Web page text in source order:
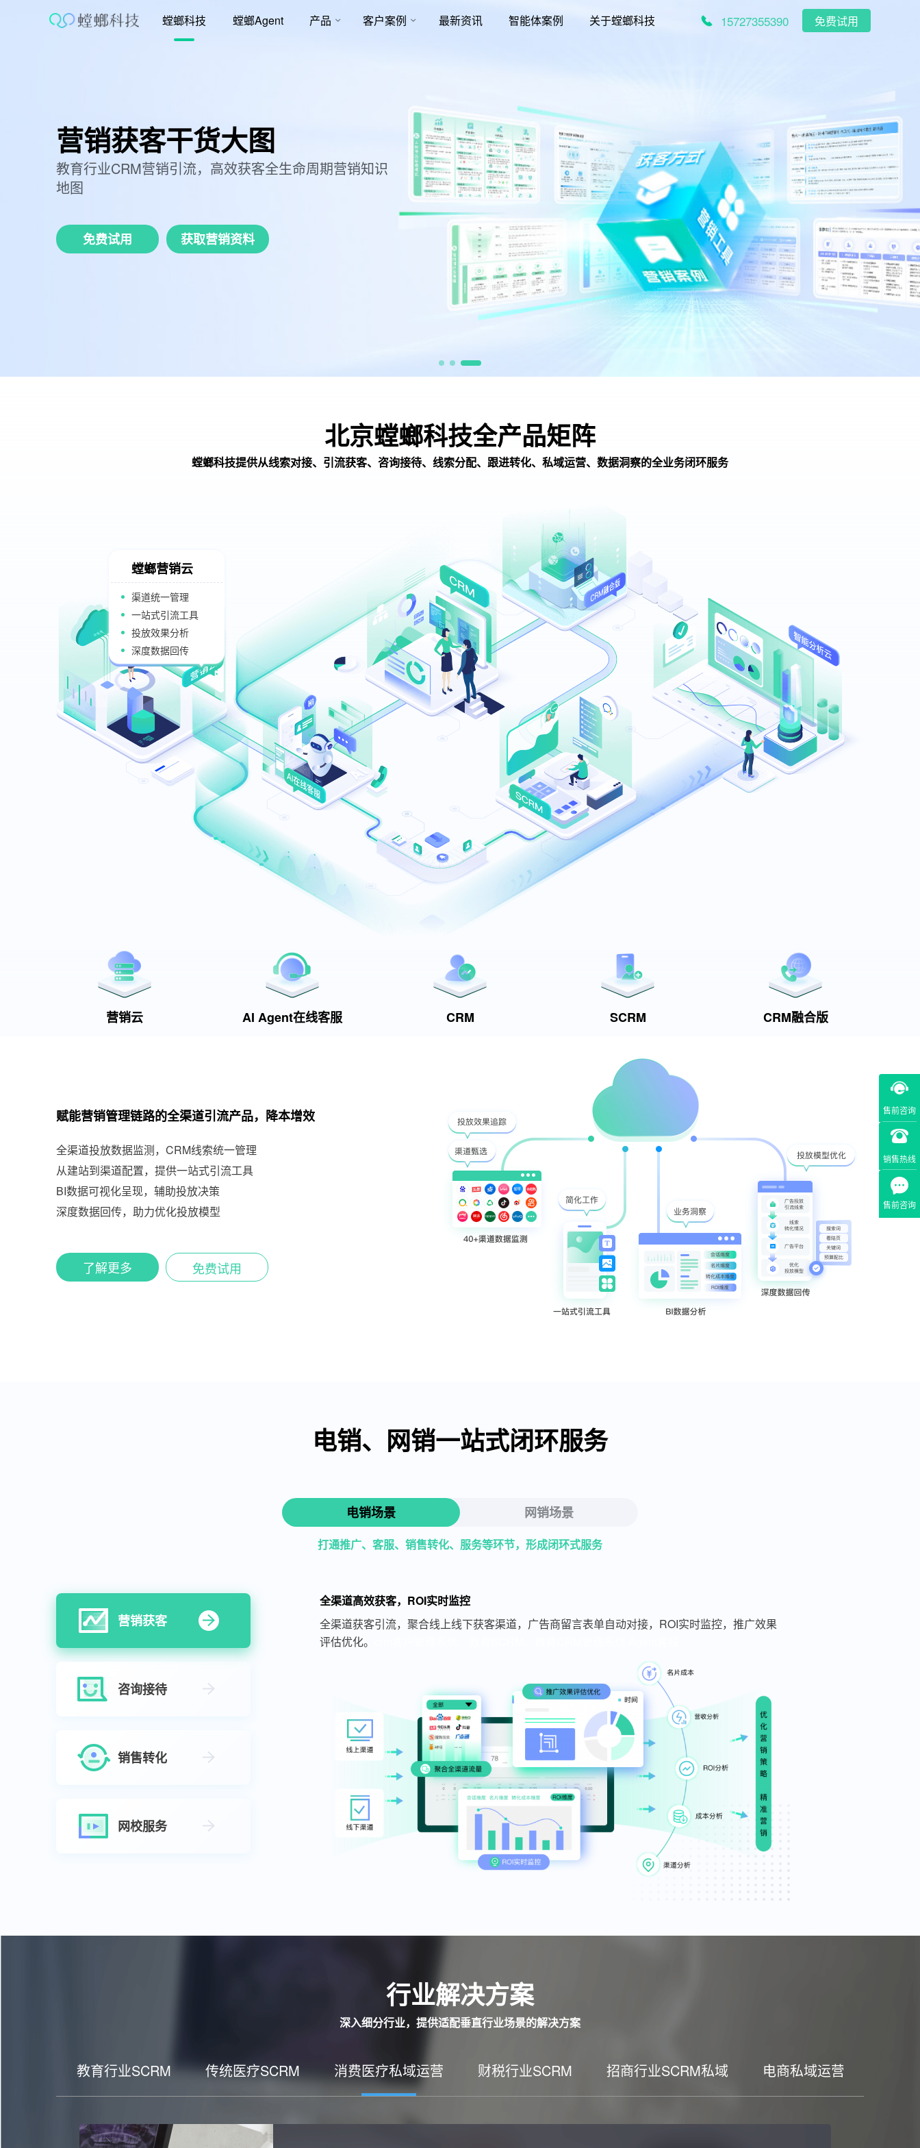
螳螂科技 螳螂Agent 产品 客户案例 最新资讯 智能体案例 关于螳螂科技 15727355390 免费试用
售前咨询
销售热线
售前咨询
营销获客干货大图
教育行业CRM营销引流，高效获客全生命周期营销知识
地图
免费试用 获取营销资料
北京螳螂科技全产品矩阵
螳螂科技提供从线索对接、引流获客、咨询接待、线索分配、跟进转化、私域运营、数据洞察的全业务闭环服务
AI在线客服系统
全渠道访客接待
人机协作
专业优化师服务
营销云 AI Agent在线客服 CRM SCRM CRM融合版
赋能营销管理链路的全渠道引流产品，降本增效
全渠道投放数据监测，CRM线索统一管理
从建站到渠道配置，提供一站式引流工具
BI数据可视化呈现，辅助投放决策
深度数据回传，助力优化投放模型
了解更多 免费试用
电销、网销一站式闭环服务
电销场景 网销场景
打通推广、客服、销售转化、服务等环节，形成闭环式服务
营销获客
咨询接待
销售转化
网校服务
全渠道高效获客，ROI实时监控
全渠道获客引流，聚合线上线下获客渠道，广告商留言表单自动对接，ROI实时监控，推广效果
评估优化。
行业解决方案
深入细分行业，提供适配垂直行业场景的解决方案
教育行业SCRM 传统医疗SCRM 消费医疗私域运营 财税行业SCRM 招商行业SCRM私域 电商私域运营工具